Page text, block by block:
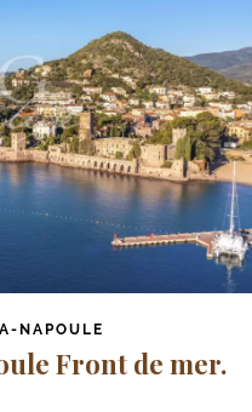
NAPOULE
Front de mer.